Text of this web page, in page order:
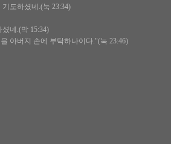
도하셨네.(눅 23:34)
네.(막 15:34)
아버지 손에 부탁하나이다."(눅 23:46)